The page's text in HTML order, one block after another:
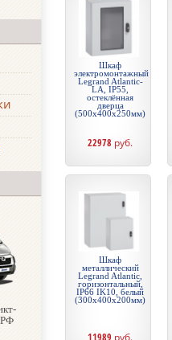
РФ
Шкаф
электромонтажный
Legrand Atlantic-
LA, IP55,
остеклённая
дверца
(500х400х250мм)
22978 руб.
Шкаф
металлический
Legrand Atlantic,
горизонтальный,
IP66 IK10, белый
(300x400x200мм)
11989 руб.